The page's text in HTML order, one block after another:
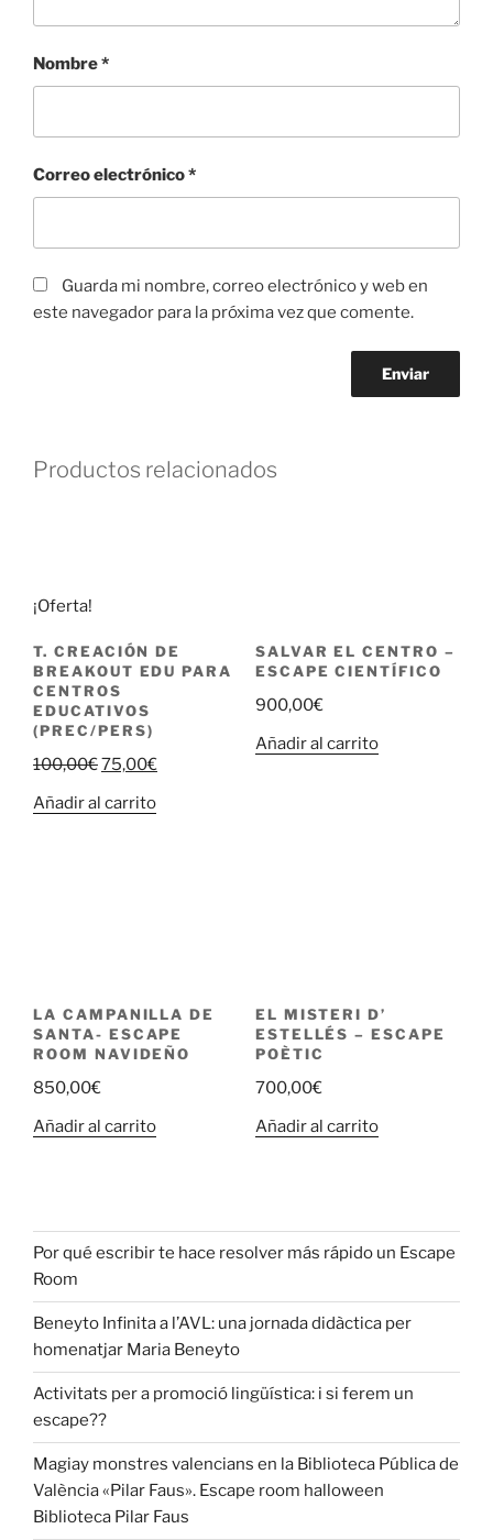
Nombre*
Correo electrónico*
Guarda mi nombre, correo electrónico y web en
este navegador para la próxima vez que comente.
Productos relacionados
¡Oferta!
T. CREACIÓN DE
BREAKOUT EDU PARA
CENTROS
EDUCATIVOS
(PREC/PERS)
100,00€75,00€
Añadir al carrito
SALVAR EL CENTRO –
ESCAPE CIENTÍFICO
900,00€
Añadir al carrito
LA CAMPANILLA DE
SANTA- ESCAPE
ROOM NAVIDEÑO
850,00€
Añadir al carrito
EL MISTERI D’
ESTELLÉS – ESCAPE
POÈTIC
700,00€
Añadir al carrito
Por qué escribir te hace resolver más rápido un Escape
Room
Beneyto Infinita a l’AVL: una jornada didàctica per
homenatjar Maria Beneyto
Activitats per a promoció lingüística: i si ferem un
escape??
Magiay monstres valencians en la Biblioteca Pública de
València «Pilar Faus». Escape room halloween
Biblioteca Pilar Faus